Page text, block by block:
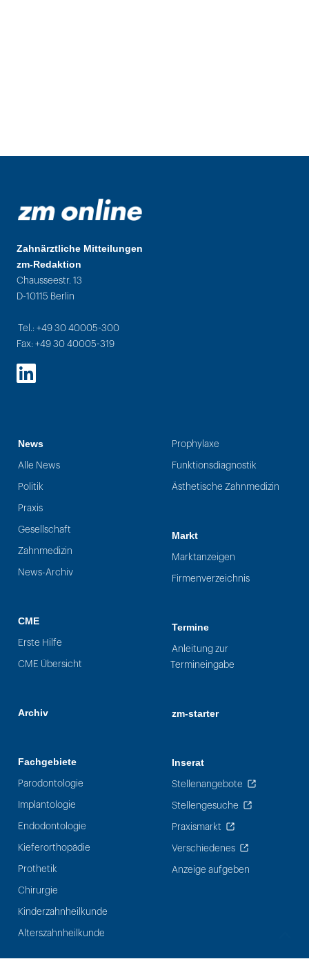
Zahnärztliche Mitteilungen
zm-Redaktion
Chausseestr. 13
D-10115 Berlin
Tel.: +49 30 40005-300
Fax: +49 30 40005-319
LinkedIn
News
Alle News
Politik
Praxis
Gesellschaft
Zahnmedizin
News-Archiv
CME
Erste Hilfe
CME Übersicht
Archiv
Fachgebiete
Parodontologie
Implantologie
Endodontologie
Kieferorthopädie
Prothetik
Chirurgie
Kinderzahnheilkunde
Alterszahnheilkunde
Prophylaxe
Funktionsdiagnostik
Ästhetische Zahnmedizin
Markt
Marktanzeigen
Firmenverzeichnis
Termine
Anleitung zur
Termineingabe
zm-starter
Inserat
Stellenangebote
Stellengesuche
Praxismarkt
Verschiedenes
Anzeige aufgeben